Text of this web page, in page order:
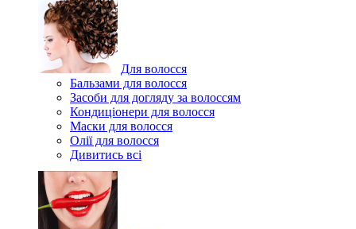
Для волосся
Бальзами для волосся
Засоби для догляду за волоссям
Кондиціонери для волосся
Маски для волосся
Олії для волосся
Дивитись всі